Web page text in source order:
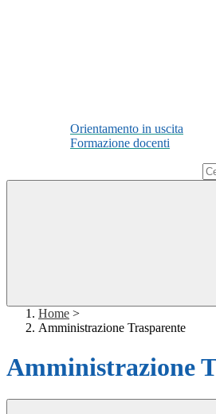
Orientamento in uscita
Formazione docenti
Home >
Amministrazione Trasparente
Amministrazione